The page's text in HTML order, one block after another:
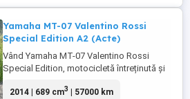
Yamaha MT-07 Valentino Rossi
Special Edition A2 (Acte)
Vând Yamaha MT-07 Valentino Rossi
Special Edition, motocicletă întreținută și
ideal atât pentru A2, cât și pentru
2014 | 689 cm3 | 57000 km